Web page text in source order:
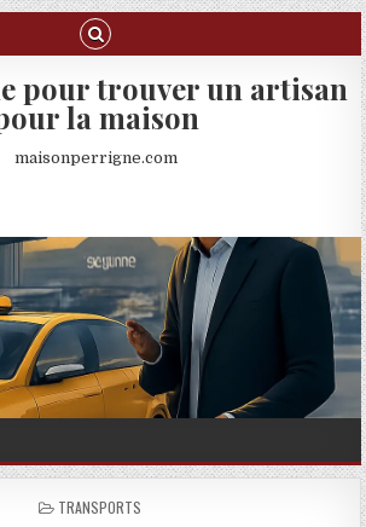
pour trouver un artisan
la maison
maisonperrigne.com
POSTED IN
TRANSPORTS